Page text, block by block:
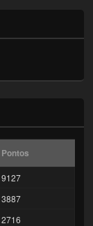
Pontos
9127
3887
2716